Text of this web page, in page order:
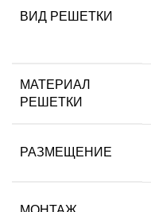
ВИД РЕШЕТКИ
МАТЕРИАЛ
РЕШЕТКИ
РАЗМЕЩЕНИЕ